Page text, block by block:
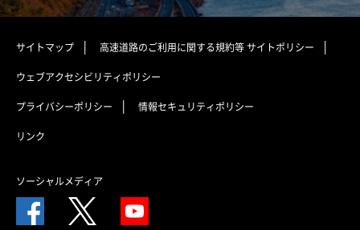
サイトマップ 高速道路のご利用に関する規約等サイトポリシー
ウェブアクセシビリティポリシー
プライバシーポリシー 情報セキュリティポリシー
リンク
ソーシャルメディア